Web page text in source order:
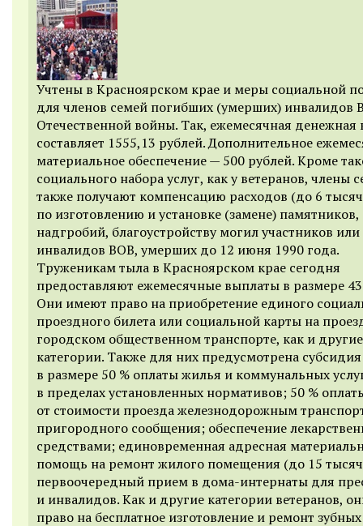
Учтены в Красноярском крае и меры социальной
для членов семей погибших (умерших) инвалидов
Отечественной войны. Так, ежемесячная денежная
составляет 1555,13 рублей. Дополнительное
материальное обеспечение — 500 рублей. Кроме
социального набора услуг, как у ветеранов, члены
также получают компенсацию расходов (до 6
по изготовлению и установке (замене) памятников,
надгробий, благоустройству могил участников или
инвалидов ВОВ, умерших до 12 июня 1990 года.
Труженикам тыла в Красноярском крае сегодня
предоставляют ежемесячные выплаты в размере
Они имеют право на приобретение единого
проездного билета или социальной карты на
городском общественном транспорте, как и другие
категории. Также для них предусмотрена субсидия
в размере 50 % оплаты жилья и коммунальных
в пределах установленных нормативов; 50 %
от стоимости проезда железнодорожным
пригородного сообщения; обеспечение
средствами; единовременная адресная
помощь на ремонт жилого помещения (до 15
первоочередный прием в дома-интернаты для
и инвалидов. Как и другие категории ветеранов,
право на бесплатное изготовление и ремонт